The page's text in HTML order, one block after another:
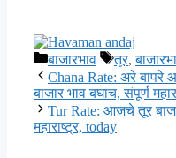
Categories
बाजारभाव Tags
तूर,
Chana Rate: अरे बापरे
बाजार भाव बघाच, संपूर्ण
Tur Rate: आजचे तूर
महाराष्ट्र, today